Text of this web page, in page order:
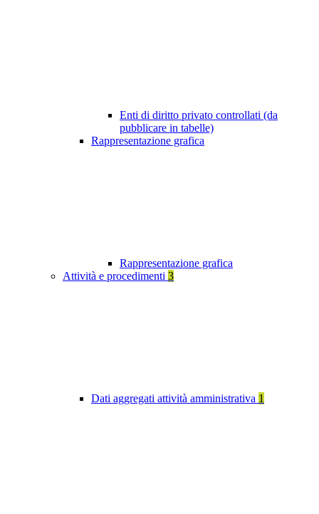
Enti di diritto privato controllati (da
pubblicare in tabelle)
Rappresentazione grafica
Rappresentazione grafica
Attività e procedimenti 3
Dati aggregati attività amministrativa 1